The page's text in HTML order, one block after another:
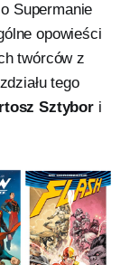
Supermanie
opowieści
twórców z
tego
Sztybori